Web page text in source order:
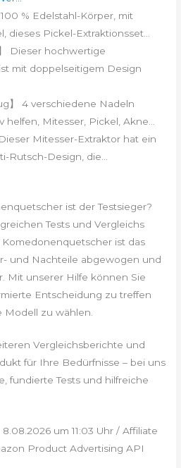
% Edelstahl-Körper, mit
dieses Pickel-Extraktionsset...
Dieser hochwertige
mit doppelseitigem Design
】 4 verschiedene Nadeln
Mitesser, Pickel, Akne...
Mitesser-Extraktor hat ein
Rutsch-Design, die...
ist der Testsieger?
Tests und Vergleichs
ist das
und Nachteile abgewogen und
Mit unserer Hilfe können Sie
Entscheidung zu treffen
Modell zu wählen.
Vergleichsberichte und
für Ihre Bedürfnisse – bei uns
fundierte Tests und hilfreiche
um 11:03 Uhr / Affiliate
Product Advertising API